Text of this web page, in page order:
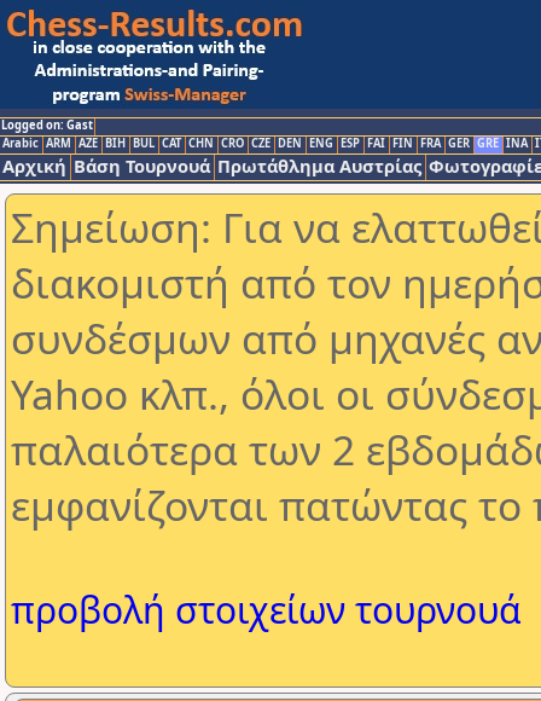
Logged on: Gast
Arabic ARM AZE BIH BUL CAT CHN CRO CZE DEN ENG ESP FAI FIN FRA GER GRE INA
Αρχική Βάση Τουρνουά Πρωτάθλημα Αυστρίας
Σημείωση: Για να
διακομιστή από τον
συνδέσμων από μηχανές
Yahoo κλπ., όλοι οι
παλαιότερα των 2
εμφανίζονται πατώντας
προβολή στοιχείων τουρνουά